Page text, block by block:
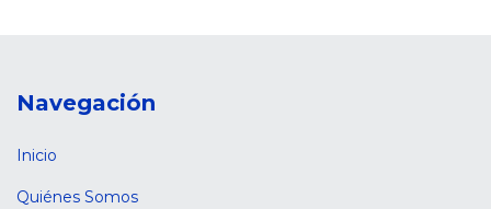
Navegación
Inicio
Quiénes Somos